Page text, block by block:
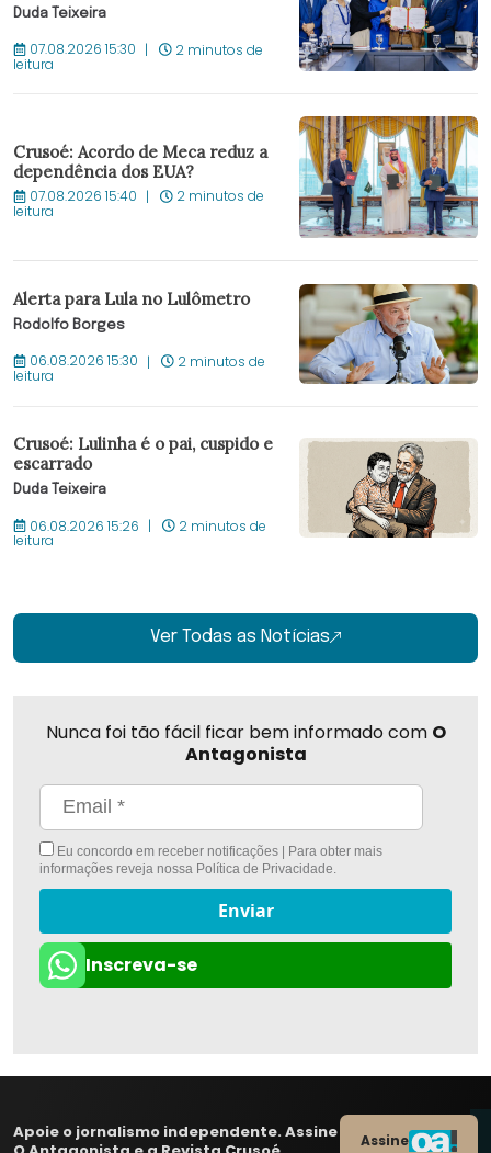
Duda Teixeira
07.08.2026 15:30 2 minutos de
leitura
Crusoé: Acordo de Meca reduz a
dependência dos EUA?
07.08.2026 15:40 2 minutos de
leitura
Alerta para Lula no Lulômetro
Rodolfo Borges
06.08.2026 15:30 2 minutos de
leitura
Crusoé: Lulinha é o pai, cuspido e
escarrado
Duda Teixeira
06.08.2026 15:26 2 minutos de
leitura
Ver Todas as Notícias
Nunca foi tão fácil ficar bem informado com O
Antagonista
Eu concordo em receber notificações | Para obter mais
informações reveja nossa Política de Privacidade.
Enviar
Inscreva-se
Apoie o jornalismo independente. Assine
Assine